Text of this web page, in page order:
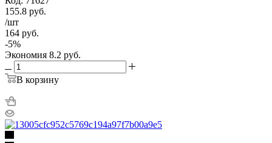
155.8 руб.
/шт
164 руб.
-5%
Экономия 8.2 руб.
В корзину